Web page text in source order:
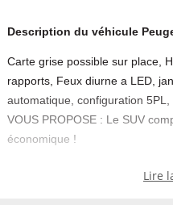
Description du véhicule
Carte grise possible sur place,
rapports, Feux diurne a LED,
automatique, configuration
VOUS PROPOSE : Le SUV
économique !
Peugeot 2008 BlueHDi 130 S&S
Lire